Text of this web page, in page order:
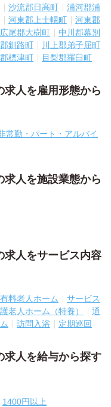
沙流郡日高町
浦河郡浦
河東郡上士幌町
河東郡
広尾郡大樹町
中川郡幕別
釧路町
川上郡弟子屈町
標津町 目梨郡羅臼町
人を雇用形態から
常勤・パート・アルバイ
人を施設業態から
求人をサービス内容
有料老人ホーム
サービス
老人ホーム（特養）
通
訪問入浴 定期巡回
求人を給与から探す
1400円以上